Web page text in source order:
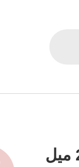
ماگ طرح موندریان 240 میل